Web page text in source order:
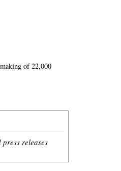
of 22,000
releases